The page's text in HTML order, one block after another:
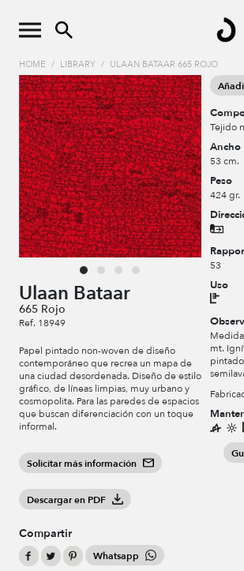
HOME / LIBRARY / ULAAN BATAAR 665 ROJO
Ulaan Bataar
665 Rojo
Ref. 18949
Papel pintado non-woven de diseño
contemporáneo que recrea un mapa de
una ciudad desordenada. Diseño de estilo
gráfico, de líneas limpias, muy urbano y
cosmopolita. Para las paredes de espacios
que buscan diferenciación con un toque
informal.
Solicitar más información
Descargar en PDF
Compartir
Whatsapp
Tejido
Ancho
53 cm.
Peso
424 gr.
53
Uso
mt.